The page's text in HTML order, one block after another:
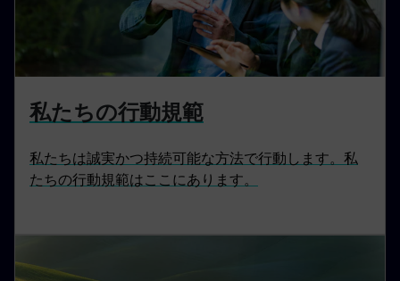
私たちの行動規範
私たちは誠実かつ持続可能な方法で行動します。私
たちの行動規範はここにあります。